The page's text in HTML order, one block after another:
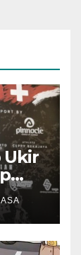
Ukir